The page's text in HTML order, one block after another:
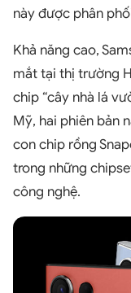
này được phân
Khả năng cao,
mắt tại thị trường
chip “cây nhà lá
Mỹ, hai phiên bản
con chip rồng
trong những
công nghệ.